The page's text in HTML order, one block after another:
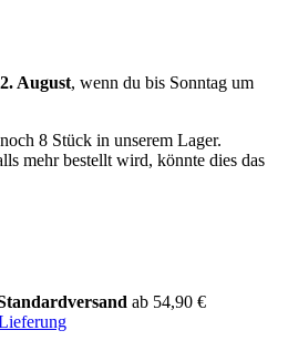
August, wenn du bis Sonntag um
8 Stück in unserem Lager.
mehr bestellt wird, könnte dies das
ab 54,90 €